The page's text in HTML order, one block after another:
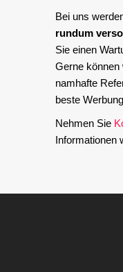
Bei uns
rundum
Sie einen
Gerne können
namhafte
beste
Nehmen Sie
Informationen